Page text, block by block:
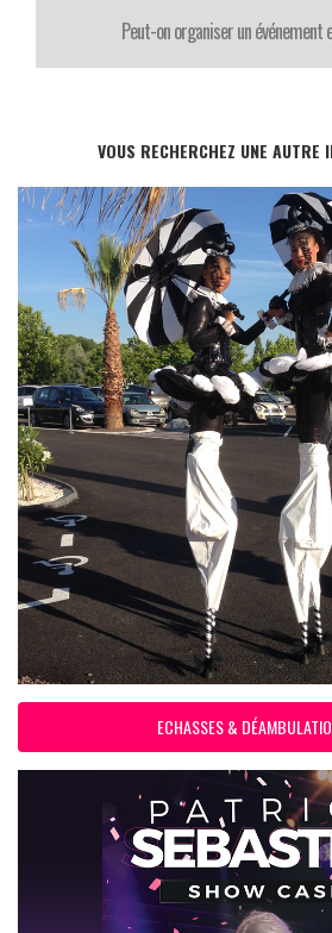
Peut-on organiser un événement
VOUS RECHERCHEZ UNE AUTRE
ECHASSES &